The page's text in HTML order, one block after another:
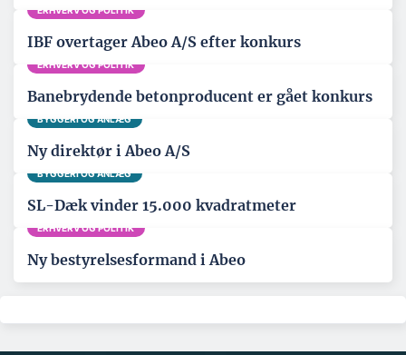
ERHVERV OG POLITIK
IBF overtager Abeo A/S efter konkurs
ERHVERV OG POLITIK
Banebrydende betonproducent er gået konkurs
BYGGERI OG ANLÆG
Ny direktør i Abeo A/S
BYGGERI OG ANLÆG
SL-Dæk vinder 15.000 kvadratmeter
ERHVERV OG POLITIK
Ny bestyrelsesformand i Abeo